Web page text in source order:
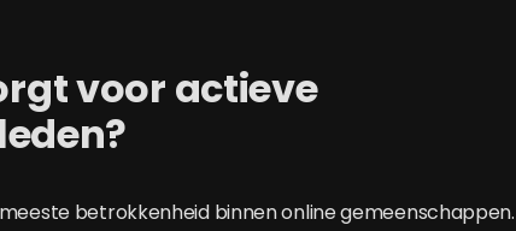
voor actieve
betrokkenheid binnen online gemeenschappen.